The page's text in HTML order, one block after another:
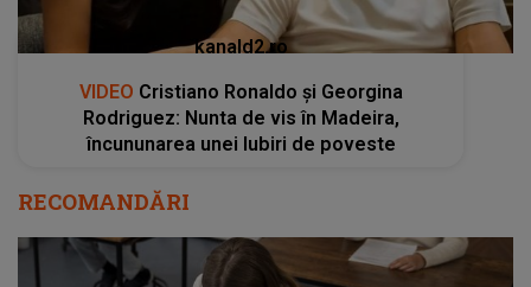
kanald2.ro
VIDEO Cristiano Ronaldo și Georgina
Rodriguez: Nunta de vis în Madeira,
încununarea unei Iubiri de poveste
RECOMANDĂRI